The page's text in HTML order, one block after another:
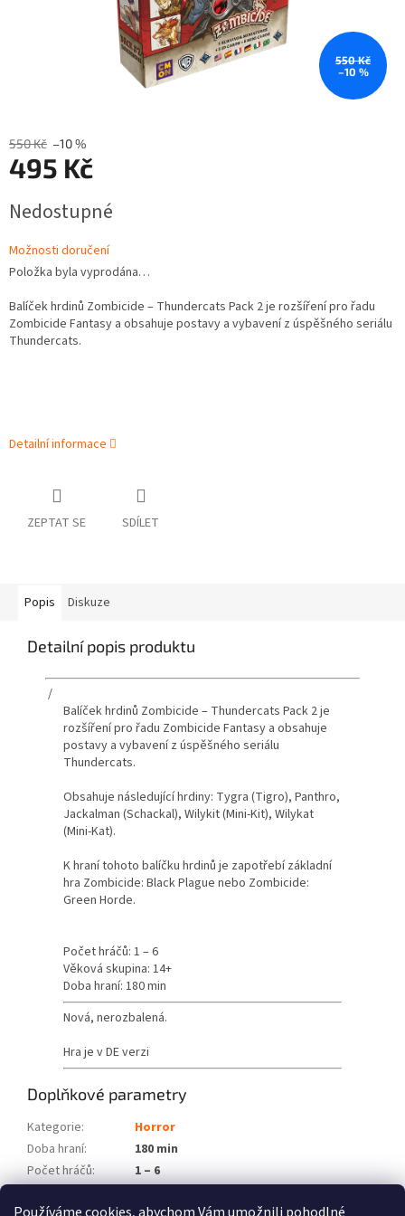
550 Kč
–10 %
550 Kč –10 %
495 Kč
cena:
Nedostupné
Možnosti doručení
Položka byla vyprodána…
Balíček hrdinů Zombicide – Thundercats Pack 2 je rozšíření pro řadu
Zombicide Fantasy a obsahuje postavy a vybavení z úspěšného seriálu
Thundercats.
Detailní informace
ZEPTAT SE SDÍLET
Popis Diskuze
Detailní popis produktu
/
Balíček hrdinů Zombicide – Thundercats Pack 2 je
rozšíření pro řadu Zombicide Fantasy a obsahuje
postavy a vybavení z úspěšného seriálu
Thundercats.
Obsahuje následující hrdiny: Tygra (Tigro), Panthro,
Jackalman (Schackal), Wilykit (Mini-Kit), Wilykat
(Mini-Kat).
K hraní tohoto balíčku hrdinů je zapotřebí základní
hra Zombicide: Black Plague nebo Zombicide:
Green Horde.
Počet hráčů: 1 – 6
Věková skupina: 14+
Doba hraní: 180 min
Nová, nerozbalená.
Hra je v DE verzi
Doplňkové parametry
Kategorie:
Horror
Doba hraní:
180 min
Počet hráčů:
1 – 6